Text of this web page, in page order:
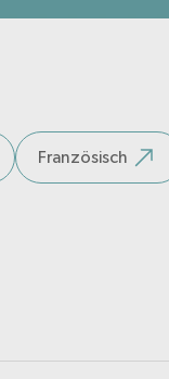
Französisch